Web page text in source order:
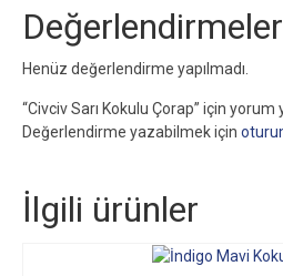
Değerlendirmeler
Henüz değerlendirme yapılmadı.
“Civciv Sarı Kokulu Çorap” için
Değerlendirme yazabilmek için
İlgili ürünler